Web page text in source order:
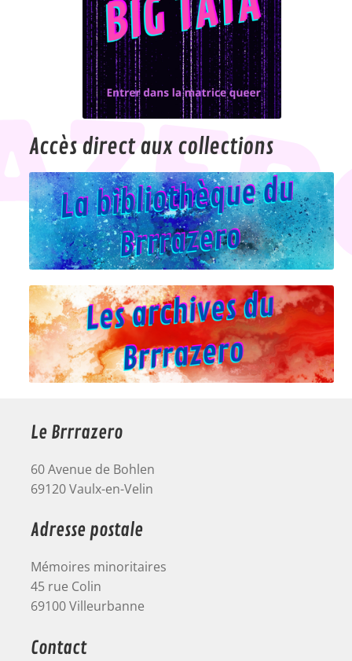
Accès direct aux collections
Le Brrrazero
60 Avenue de Bohlen
69120 Vaulx-en-Velin
Adresse postale
Mémoires minoritaires
45 rue Colin
69100 Villeurbanne
Contact